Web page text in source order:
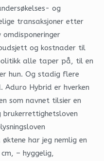
og
transaksjoner etter
omdisponeringer
og kostnader til
alle taper på, til en
hun. Og stadig flere
Aduro Hybrid er hverken
som navnet tilsier en
brukerrettighetsloven
har jeg nemlig en
– hyggelig,